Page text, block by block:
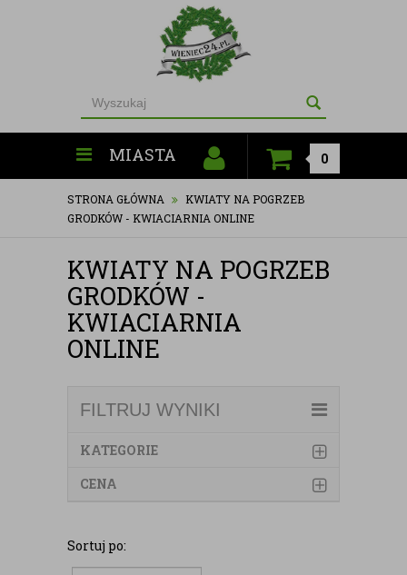
MIASTA 0
STRONA GŁÓWNA
KWIATY NA POGRZEB
GRODKÓW - KWIACIARNIA ONLINE
KWIATY NA POGRZEB
GRODKÓW -
KWIACIARNIA
ONLINE
FILTRUJ WYNIKI
KATEGORIE
CENA
Sortuj po: